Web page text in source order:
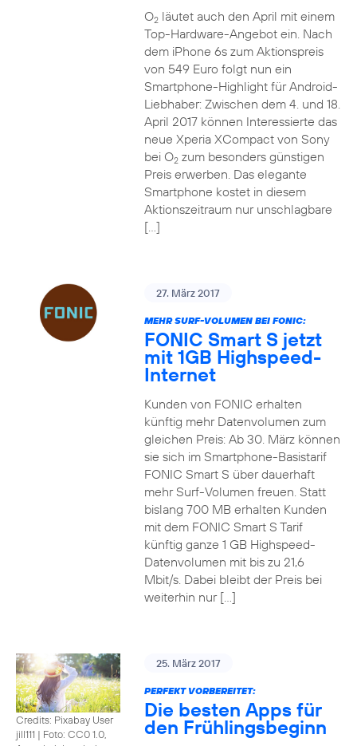
O2läutet auch den April mit einem
Top-Hardware-Angebot ein. Nach
dem iPhone 6s zum Aktionspreis
von 549 Euro folgt nun ein
Smartphone-Highlight für Android-
Liebhaber: Zwischen dem 4. und 18.
April 2017 können Interessierte das
neue Xperia XCompact von Sony
bei O2zum besonders günstigen
Preis erwerben. Das elegante
Smartphone kostet in diesem
Aktionszeitraum nur unschlagbare
[…]
27. März 2017
MEHR SURF-VOLUMEN BEI FONIC:
FONIC Smart S jetzt
mit 1GB Highspeed-
Internet
Kunden von FONIC erhalten
künftig mehr Datenvolumen zum
gleichen Preis: Ab 30. März können
sie sich im Smartphone-Basistarif
FONIC Smart S über dauerhaft
mehr Surf-Volumen freuen. Statt
bislang 700 MB erhalten Kunden
mit dem FONIC Smart S Tarif
künftig ganze 1 GB Highspeed-
Datenvolumen mit bis zu 21,6
Mbit/s. Dabei bleibt der Preis bei
weiterhin nur […]
Credits: Pixabay User
jill111 | Foto: CC0 1.0,
25. März 2017
PERFEKT VORBEREITET:
Die besten Apps für
den Frühlingsbeginn